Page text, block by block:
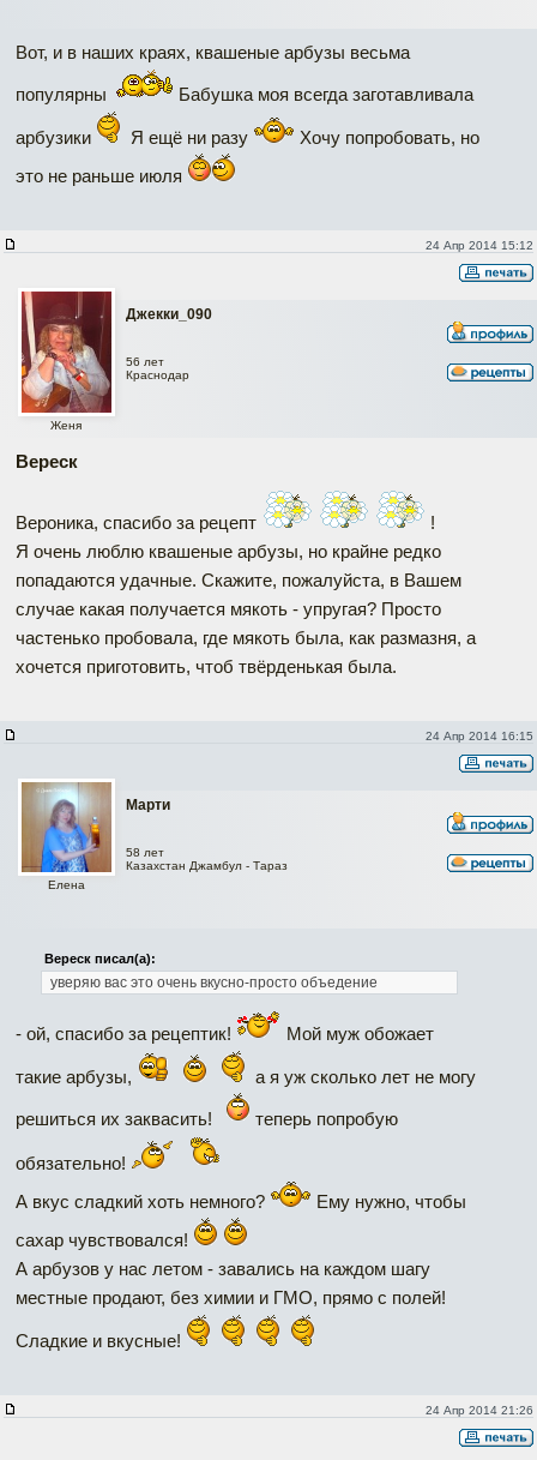
Вот, и в наших краях, квашеные арбузы весьма
популярны Бабушка моя всегда заготавливала
арбузики Я ещё ни разу
Хочу попробовать, но
это не раньше июля
24 Апр 2014 15:12
Джекки_090
Женя
56 лет
Краснодар
Вереск
Вероника, спасибо за рецепт
!
Я очень люблю квашеные арбузы, но крайне редко
попадаются удачные. Скажите, пожалуйста, в Вашем
случае какая получается мякоть - упругая? Просто
частенько пробовала, где мякоть была, как размазня, а
хочется приготовить, чтоб твёрденькая была.
24 Апр 2014 16:15
Марти
Елена
58 лет
Казахстан Джамбул - Тараз
Вереск писал(а):
уверяю вас это очень вкусно-просто объедение
- ой, спасибо за рецептик! Мой муж обожает
такие арбузы, а я уж сколько лет не могу
решиться их заквасить! теперь попробую
обязательно!
А вкус сладкий хоть немного?
Ему нужно, чтобы
сахар чувствовался!
А арбузов у нас летом - завались на каждом шагу
местные продают, без химии и ГМО, прямо с полей!
Сладкие и вкусные!
24 Апр 2014 21:26